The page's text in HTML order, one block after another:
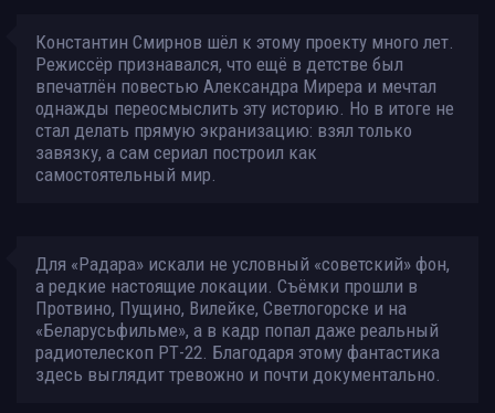
Константин Смирнов шёл к этому проекту много лет.
Режиссёр признавался, что ещё в детстве был
впечатлён повестью Александра Мирера и мечтал
однажды переосмыслить эту историю. Но в итоге не
стал делать прямую экранизацию: взял только
завязку, а сам сериал построил как
самостоятельный мир.
Для «Радара» искали не условный «советский» фон,
а редкие настоящие локации. Съёмки прошли в
Протвино, Пущино, Вилейке, Светлогорске и на
«Беларусьфильме», а в кадр попал даже реальный
радиотелескоп РТ-22. Благодаря этому фантастика
здесь выглядит тревожно и почти документально.